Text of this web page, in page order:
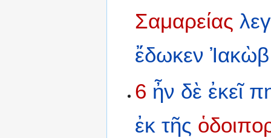
Σαμαρείας
ἔδωκεν Ἰακὼβ
6 ἦν δὲ ἐκεῖ
ἐκ τῆς